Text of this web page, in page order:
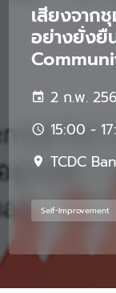
เสียงจาก
อย่างยั่งยื
2 ก.พ.
15:00 -
TCDC
Self-Improvement